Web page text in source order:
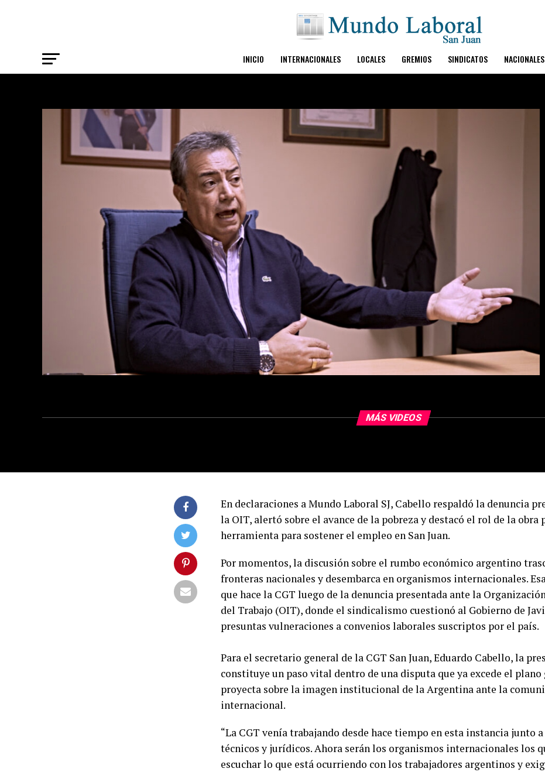
INICIO INTERNACIONALES LOCALES GREMIOS SINDICATOS NACIONALES
MÁS VIDEOS
En declaraciones a Mundo Laboral SJ, Cabello respaldó la denuncia
la OIT, alertó sobre el avance de la pobreza y destacó el rol de la obra
herramienta para sostener el empleo en San Juan.
Por momentos, la discusión sobre el rumbo económico argentino
fronteras nacionales y desembarca en organismos internacionales.
que hace la CGT luego de la denuncia presentada ante la
del Trabajo (OIT), donde el sindicalismo cuestionó al Gobierno de
presuntas vulneraciones a convenios laborales suscriptos por el país.
Para el secretario general de la CGT San Juan, Eduardo Cabello, la
constituye un paso vital dentro de una disputa que ya excede el plano
proyecta sobre la imagen institucional de la Argentina ante la
internacional.
“La CGT venía trabajando desde hace tiempo en esta instancia junto
técnicos y jurídicos. Ahora serán los organismos internacionales los
escuchar lo que está ocurriendo con los trabajadores argentinos y